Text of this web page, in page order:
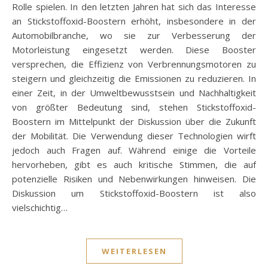
Rolle spielen. In den letzten Jahren hat sich das Interesse
an Stickstoffoxid-Boostern erhöht, insbesondere in der
Automobilbranche, wo sie zur Verbesserung der
Motorleistung eingesetzt werden. Diese Booster
versprechen, die Effizienz von Verbrennungsmotoren zu
steigern und gleichzeitig die Emissionen zu reduzieren. In
einer Zeit, in der Umweltbewusstsein und Nachhaltigkeit
von größter Bedeutung sind, stehen Stickstoffoxid-
Boostern im Mittelpunkt der Diskussion über die Zukunft
der Mobilität. Die Verwendung dieser Technologien wirft
jedoch auch Fragen auf. Während einige die Vorteile
hervorheben, gibt es auch kritische Stimmen, die auf
potenzielle Risiken und Nebenwirkungen hinweisen. Die
Diskussion um Stickstoffoxid-Boostern ist also
vielschichtig…
WEITERLESEN